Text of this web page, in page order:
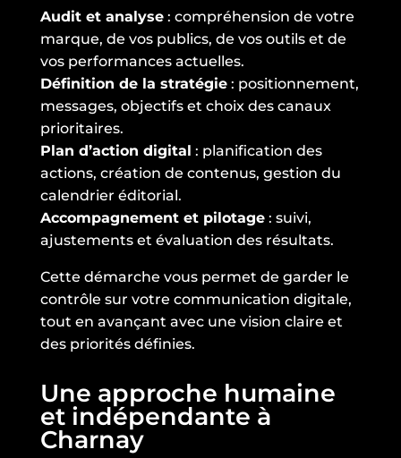
Audit et analyse: compréhension de votre
marque, de vos publics, de vos outils et de
vos performances actuelles.
Définition de la stratégie: positionnement,
messages, objectifs et choix des canaux
prioritaires.
Plan d’action digital : planification des
actions, création de contenus, gestion du
calendrier éditorial.
Accompagnement et pilotage: suivi,
ajustements et évaluation des résultats.
Cette démarche vous permet de garder le
contrôle sur votre communication digitale,
tout en avançant avec une vision claire et
des priorités définies.
Une approche humaine
et indépendante à
Charnay